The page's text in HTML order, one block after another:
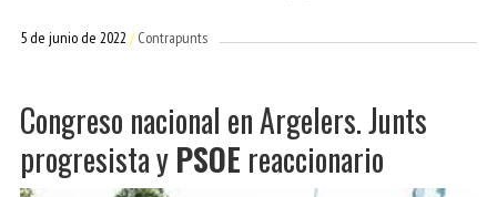
5 de junio de 2022 Contrapunts
Congreso nacional en Argelers. Junts
progresista yPSOE reaccionario